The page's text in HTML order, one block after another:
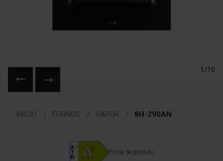
1/10
INÍCIO FORNOS VAPOR 8H-290AN
Ficha de produto